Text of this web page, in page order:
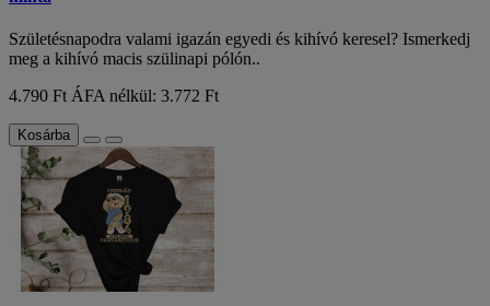
Születésnapodra valami igazán egyedi és kihívó keresel? Ismerkedj
meg a kihívó macis szülinapi pólón..
4.790 Ft ÁFA nélkül: 3.772 Ft
Kosárba